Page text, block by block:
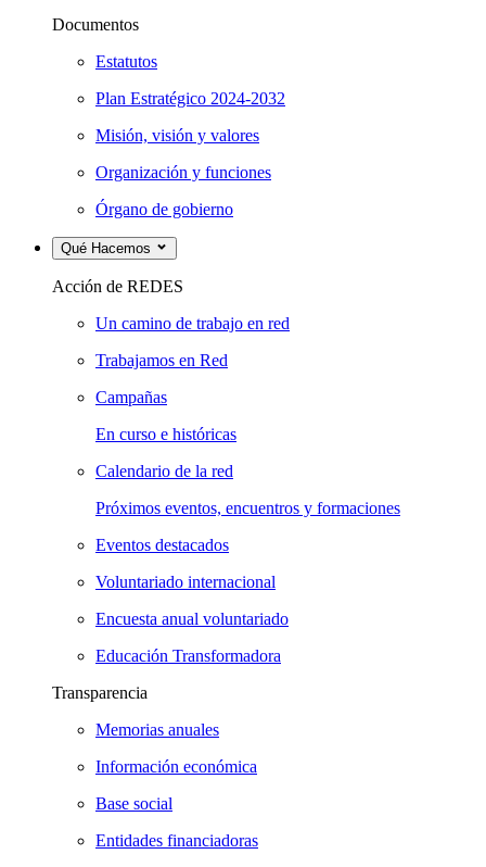
Documentos
Estatutos
Plan Estratégico 2024-2032
Misión, visión y valores
Organización y funciones
Órgano de gobierno
Qué Hacemos
Acción de REDES
Un camino de trabajo en red
Trabajamos en Red
Campañas
En curso e históricas
Calendario de la red
Próximos eventos, encuentros y formaciones
Eventos destacados
Voluntariado internacional
Encuesta anual voluntariado
Educación Transformadora
Transparencia
Memorias anuales
Información económica
Base social
Entidades financiadoras